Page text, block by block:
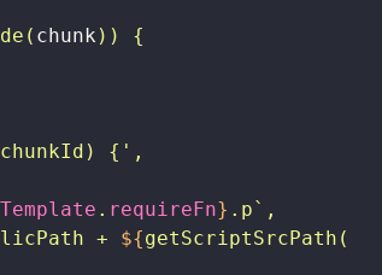
( chunk ) )
{
{' ,
. requireFn} .p` ,
+ ${getScriptSrcPath (